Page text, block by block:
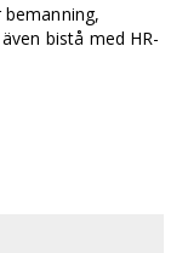
bistå med HR-